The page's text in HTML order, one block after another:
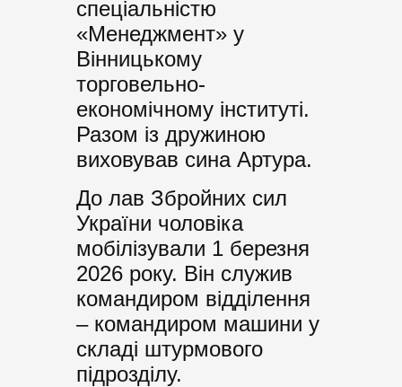
спеціальністю
«Менеджмент» у
Вінницькому
торговельно-
економічному інституті.
Разом із дружиною
виховував сина Артура.
До лав Збройних сил
України чоловіка
мобілізували 1 березня
2026 року. Він служив
командиром відділення
– командиром машини у
складі штурмового
підрозділу.